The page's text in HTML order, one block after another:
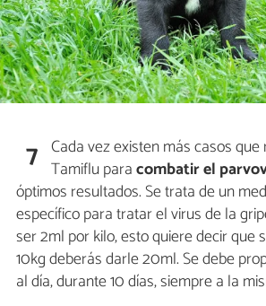
7 Cada vez existen más casos
Tamiflu paracombatir el
óptimos resultados. Se trata de un
específico para tratar el virus de la
ser 2ml por kilo, esto quiere decir que
10kg deberás darle 20ml. Se debe
al día, durante 10 días, siempre a la